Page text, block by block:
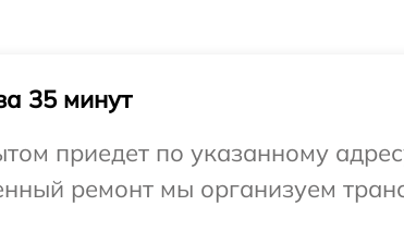
35 минут
приедет по указанному
ремонт мы организуем